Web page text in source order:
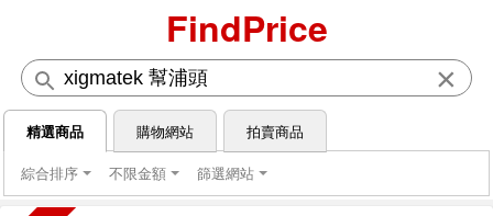
FindPrice
×
精選商品 購物網站
拍賣商品
綜合排序
不限金額 篩選網站